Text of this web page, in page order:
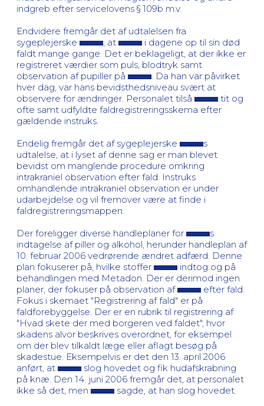
indgreb efter servicelovens § 109b m.v.
Endvidere fremgår det af udtalelsen fra
sygeplejerske
, at
i dagene op til sin død
faldt mange gange. Det er beklageligt, at der ikke er
registreret værdier som puls, blodtryk samt
observation af pupiller på
. Da han var påvirket
hver dag, var hans bevidsthedsniveau svært at
observere for ændringer. Personalet tilså
tit og
ofte samt udfyldte faldregistreringsskema efter
gældende instruks.
Endelig fremgår det af sygeplejerske
s
udtalelse, at i lyset af denne sag er man blevet
bevidst om manglende procedure omkring
intrakraniel observation efter fald. Instruks
omhandlende intrakraniel observation er under
udarbejdelse og vil fremover være at finde i
faldregistreringsmappen.
Der foreligger diverse handleplaner for
s
indtagelse af piller og alkohol, herunder handleplan af
10. februar 2006 vedrørende ændret adfærd. Denne
plan fokuserer på, hvilke stoffer
indtog og på
behandlingen med Metadon. Der er derimod ingen
planer, der fokuser på observation af
efter fald.
Fokus i skemaet "Registrering af fald" er på
faldforebyggelse. Der er en rubrik til registrering af
"Hvad skete der med borgeren ved faldet", hvor
skadens alvor beskrives overordnet, for eksempel
om der blev tilkaldt læge eller aflagt besøg på
skadestue. Eksempelvis er det den 13. april 2006
anført, at
slog hovedet og fik hudafskrabning
på knæ. Den 14. juni 2006 fremgår det, at personalet
ikke så det, men
sagde, at han slog hovedet.